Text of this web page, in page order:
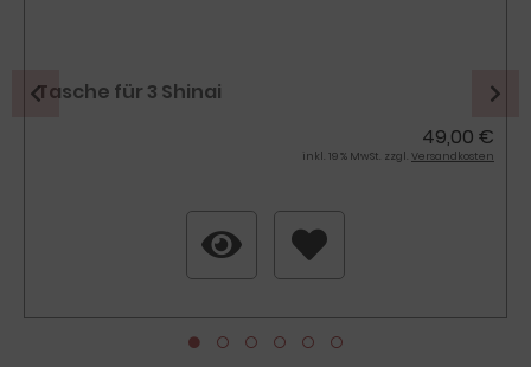
Tasche für 3 Shinai
49,00 €
inkl. 19 % MwSt. zzgl. Versandkosten